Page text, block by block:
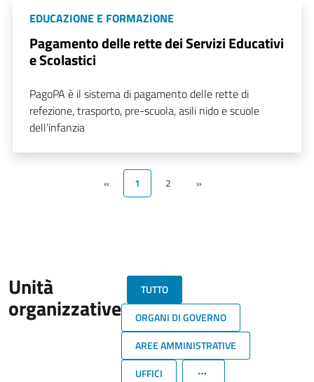
EDUCAZIONE E FORMAZIONE
Pagamento delle rette dei Servizi Educativi
e Scolastici
PagoPA è il sistema di pagamento delle rette di
refezione, trasporto, pre-scuola, asili nido e scuole
dell’infanzia
« 1 2 »
Unità
organizzative
TUTTO
ORGANI DI GOVERNO
AREE AMMINISTRATIVE
UFFICI